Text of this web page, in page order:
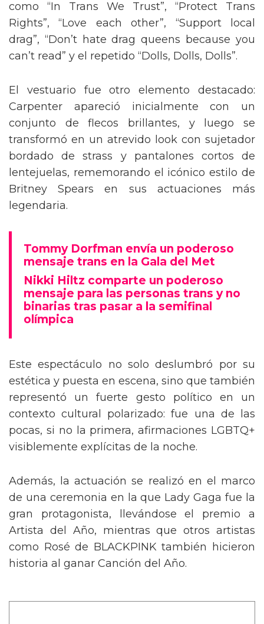
en un escenario ambientado como la ciudad
de Nueva York vintage, acompañada de
bailarines y destacadas drag queens que
alzaron carteles en defensa de los derechos
coreografía impresionante y efectos de lluvia
real sobre el escenario, logrando un impacto
visual inolvidable.
Carpenter contó con la participación de varias
figuras del universoRuPaul’s Drag Racecomo
Willam, Symone, Denali, Laganja Estranja y
Lexi Love, así como la legendaria figura del
un performance repleto de solidaridad y
actitud. En momentos clave del show, los
presentes agitaron carteles con mensajes
como “In Trans We Trust”, “Protect Trans
Rights”, “Love each other”, “Support local
drag”, “Don’t hate drag queens because you
El vestuario fue otro elemento destacado:
Carpenter apareció inicialmente con un
conjunto de flecos brillantes, y luego se
transformó en un atrevido look con sujetador
bordado de strass y pantalones cortos de
lentejuelas, rememorando el icónico estilo de
legendaria.
Tommy Dorfman envía un poderoso
mensaje trans en la Gala del Met
Nikki Hiltz comparte un poderoso
mensaje para las personas trans y no
olímpica